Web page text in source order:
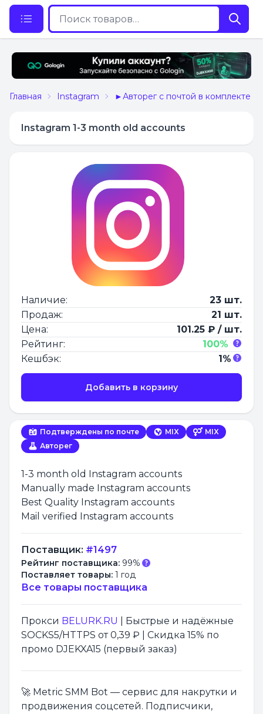
Главная Instagram ►Авторег с почтой в комплекте
Instagram 1-3 month old accounts
Подтверждены по почте MIX
MIX
Авторег
1-3 month old Instagram accounts
Manually made Instagram accounts
Best Quality Instagram accounts
Mail verified Instagram accounts
Поставщик: #1497
Рейтинг поставщика: 99%
Поставляет товары: 1 год
Все товары поставщика
Прокси BELURK.RU
| Быстрые и надёжные
SOCKS5/HTTPS от 0,39 ₽ | Скидка 15% по
промо DJEKXA15 (первый заказ)
🚀 Metric SMM Bot — сервис для накрутки и
продвижения соцсетей. Подписчики,
Наличие:
23 шт.
Продаж:
21 шт.
Цена:
101.25 ₽ / шт.
Рейтинг:
100%
Кешбэк:
1%
Добавить в корзину